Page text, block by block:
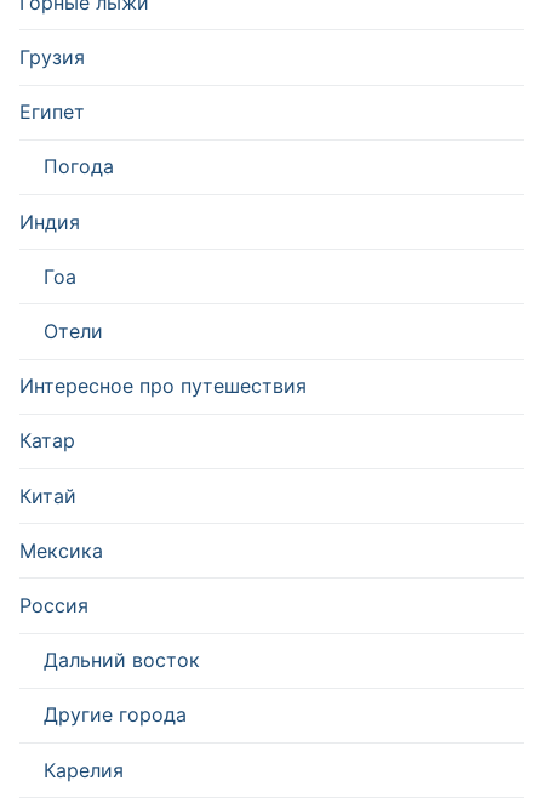
Грузия
Египет
Погода
Индия
Гоа
Отели
Интересное про путешествия
Катар
Китай
Мексика
Россия
Дальний восток
Другие города
Карелия